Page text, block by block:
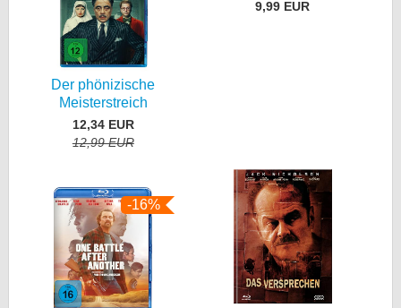
Der phönizische
Meisterstreich
12,34 EUR
12,99 EUR
9,99 EUR
-16%